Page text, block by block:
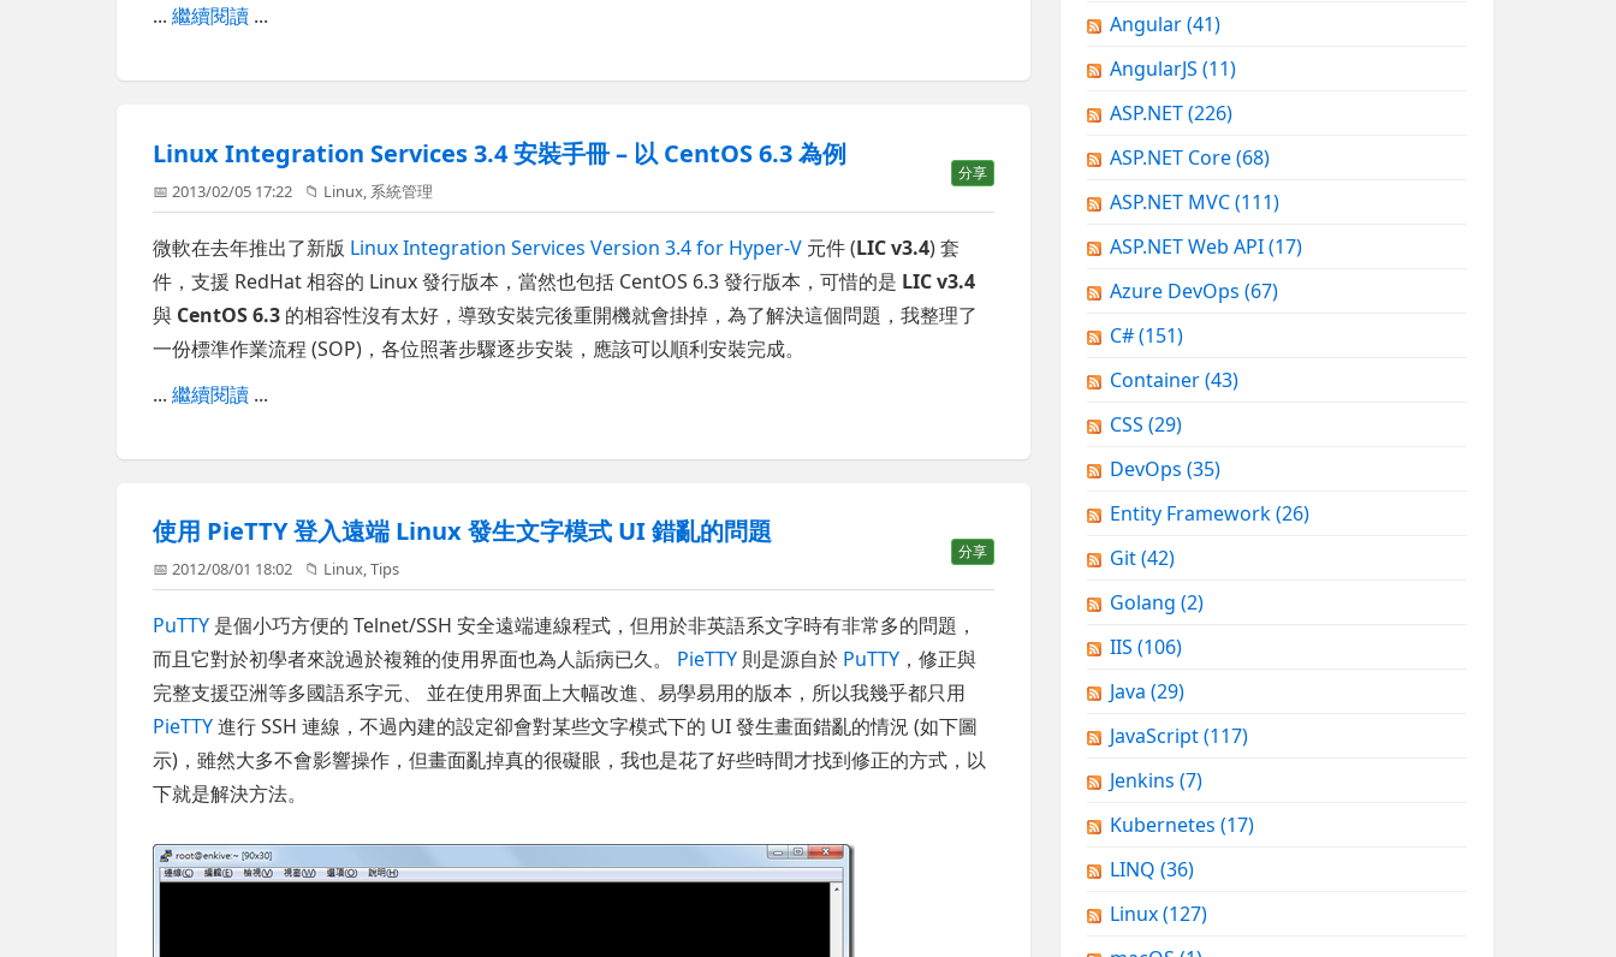
...繼續閱讀 ...
Linux Integration Services 3.4 安裝手冊 – 以 CentOS 6.3 為例
分享
📅 2013/02/05 17:22 📁 Linux 系統管理
微軟在去年推出了新版 Linux Integration Services Version 3.4 for Hyper-V 元件 (LIC v3.4) 套
件，支援 RedHat 相容的 Linux 發行版本，當然也包括 CentOS 6.3 發行版本，可惜的是 LIC v3.4
與 CentOS 6.3 的相容性沒有太好，導致安裝完後重開機就會掛掉，為了解決這個問題，我整理了
一份標準作業流程 (SOP)，各位照著步驟逐步安裝，應該可以順利安裝完成。
...繼續閱讀 ...
使用 PieTTY 登入遠端 Linux 發生文字模式 UI 錯亂的問題
分享
📅 2012/08/01 18:02 📁 Linux,Tips
PuTTY 是個小巧方便的 Telnet/SSH 安全遠端連線程式，但用於非英語系文字時有非常多的問題，
而且它對於初學者來說過於複雜的使用界面也為人詬病已久。 PieTTY 則是源自於 PuTTY ，修正與
完整支援亞洲等多國語系字元、 並在使用界面上大幅改進、易學易用的版本，所以我幾乎都只用
PieTTY進行 SSH 連線，不過內建的設定卻會對某些文字模式下的 UI 發生畫面錯亂的情況 (如下圖
示)，雖然大多不會影響操作，但畫面亂掉真的很礙眼，我也是花了好些時間才找到修正的方式，以
下就是解決方法。
Angular(41)
AngularJS (11)
ASP.NET(226)
ASP.NET Core(68)
ASP.NET MVC(111)
ASP.NET Web API(17)
Azure DevOps (67)
C#(151)
Container(43)
CSS (29)
DevOps (35)
Entity Framework(26)
Git(42)
Golang (2)
IIS (106)
Java (29)
JavaScript(117)
Jenkins (7)
Kubernetes (17)
LINQ (36)
Linux(127)